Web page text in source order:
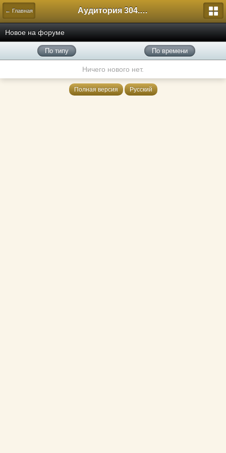
← Главная Аудитория 304. История России
Новое на форуме
По типу По времени
Ничего нового нет.
Полная версия Русский